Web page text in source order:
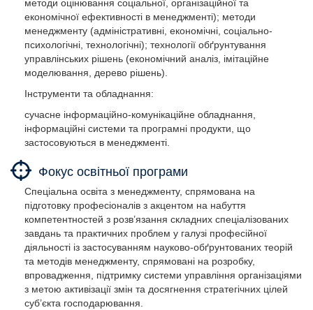
методи оцінювання соціальної, організаційної та
економічної ефективності в менеджменті); методи
менеджменту (адміністративні, економічні, соціально-
психологічні, технологічні); технології обґрунтування
управлінських рішень (економічний аналіз, імітаційне
моделювання, дерево рішень).
Інструменти та обладнання:
сучасне інформаційно-комунікаційне обладнання,
інформаційні системи та програмні продукти, що
застосовуються в менеджменті.
Фокус освітньої програми
Спеціальна освіта з менеджменту, спрямована на
підготовку професіоналів з акцентом на набуття
компетентностей з розв’язання складних спеціалізованих
завдань та практичних проблем у галузі професійної
діяльності із застосуванням науково-обґрунтованих теорій
та методів менеджменту, спрямовані на розробку,
впровадження, підтримку системи управління організаціями
з метою активізації змін та досягнення стратегічних цілей
суб’єкта господарювання.